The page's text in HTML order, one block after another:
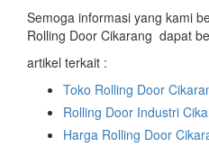
Semoga informasi yang kami
Rolling Door Cikarang dapat
artikel terkait :
Toko Rolling Door
Rolling Door Industri
Harga Rolling Door